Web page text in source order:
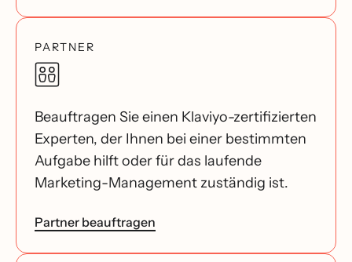
PARTNER
Beauftragen Sie einen Klaviyo-zertifizierten
Experten, der Ihnen bei einer bestimmten
Aufgabe hilft oder für das laufende
Marketing-Management zuständig ist.
Partner beauftragen